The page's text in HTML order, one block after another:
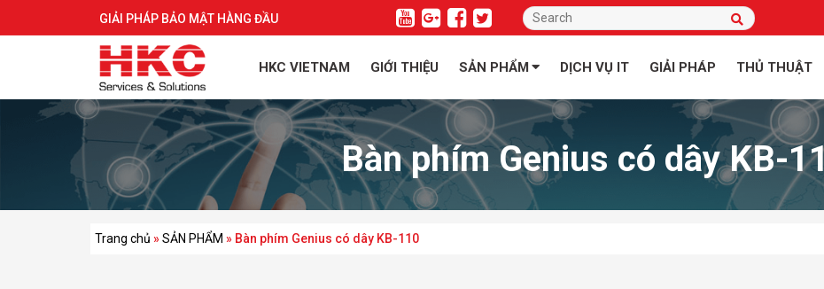
GIẢI PHÁP BẢO MẬT HÀNG ĐẦU
HKC VIETNAM GIỚI THIỆU SẢN PHẨM DỊCH VỤ IT GIẢI PHÁP THỦ THUẬT
Bàn phím Genius có dây KB-
Trang chủ »SẢN PHẨM » Bàn phím Genius có dây KB-110